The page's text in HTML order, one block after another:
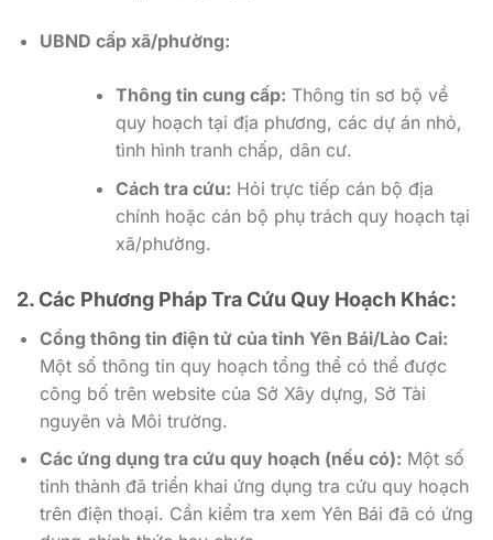
UBND cấp xã/phường:
Thông tin cung cấp: Thông tin sơ bộ về
quy hoạch tại địa phương, các dự án nhỏ,
tình hình tranh chấp, dân cư.
Cách tra cứu: Hỏi trực tiếp cán bộ địa
chính hoặc cán bộ phụ trách quy hoạch tại
xã/phường.
2. Các Phương Pháp Tra Cứu Quy Hoạch Khác:
Cổng thông tin điện tử của tỉnh Yên Bái/Lào Cai:
Một số thông tin quy hoạch tổng thể có thể được
công bố trên website của Sở Xây dựng, Sở Tài
nguyên và Môi trường.
Các ứng dụng tra cứu quy hoạch (nếu có): Một số
tỉnh thành đã triển khai ứng dụng tra cứu quy hoạch
trên điện thoại. Cần kiểm tra xem Yên Bái đã có ứng